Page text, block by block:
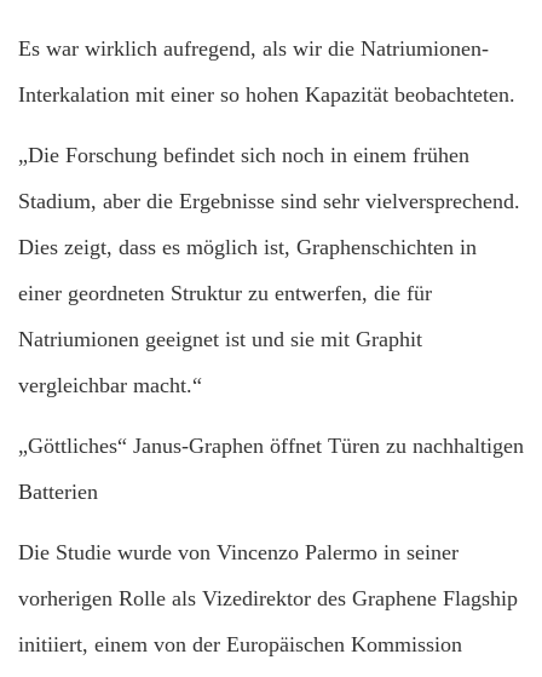
Es war wirklich aufregend, als wir die Natriumionen-
Interkalation mit einer so hohen Kapazität beobachteten.
„Die Forschung befindet sich noch in einem frühen
Stadium, aber die Ergebnisse sind sehr vielversprechend.
Dies zeigt, dass es möglich ist, Graphenschichten in
einer geordneten Struktur zu entwerfen, die für
Natriumionen geeignet ist und sie mit Graphit
vergleichbar macht.“
„Göttliches“ Janus-Graphen öffnet Türen zu nachhaltigen
Batterien
Die Studie wurde von Vincenzo Palermo in seiner
vorherigen Rolle als Vizedirektor des Graphene Flagship
initiiert, einem von der Europäischen Kommission